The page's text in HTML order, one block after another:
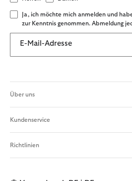
Ja, ich möchte mich anmelden und
zur Kenntnis genommen. Abmeldung
E-Mail-Adresse
Über uns
Kundenservice
Richtlinien